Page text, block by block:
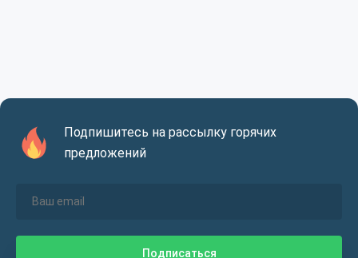
Подпишитесь на рассылку горячих
предложений